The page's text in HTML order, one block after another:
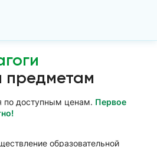
предметам
по доступным ценам. Первое
образовательной